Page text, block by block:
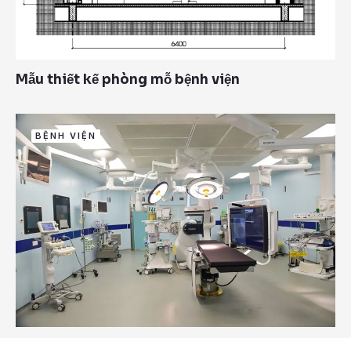
Mẫu thiết kế phòng mỗ bệnh viện
BỆNH VIỆN